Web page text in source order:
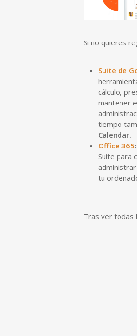
Si no quieres
Suite de
cálculo,
mantener
tiempo
Calendar.
Office 365:
Suite para
tu
Tras ver todas